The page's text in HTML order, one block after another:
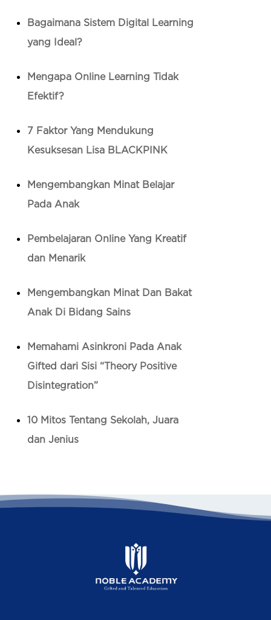
Bagaimana Sistem Digital Learning
yang Ideal?
Mengapa Online Learning Tidak
Efektif?
7 Faktor Yang Mendukung
Kesuksesan Lisa BLACKPINK
Mengembangkan Minat Belajar
Pada Anak
Pembelajaran Online Yang Kreatif
dan Menarik
Mengembangkan Minat Dan Bakat
Anak Di Bidang Sains
Memahami Asinkroni Pada Anak
Gifted dari Sisi “Theory Positive
Disintegration”
10 Mitos Tentang Sekolah, Juara
dan Jenius